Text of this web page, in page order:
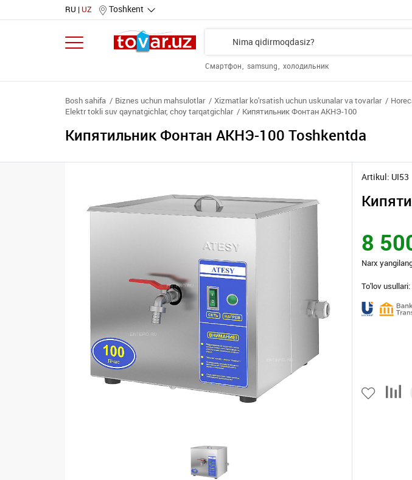
RU UZ Toshkent
Смартфон samsung холодильник
Bosh sahifa Biznes uchun mahsulotlar Xizmatlar ko'rsatish uchun uskunalar va tovarlar
Elektr tokli suv qaynatgichlar, choy tarqatgichlar
Кипятильник Фонтан АКНЭ-100
Кипятильник Фонтан АКНЭ-100 Toshkentda
Artikul: UI53
8
Narx
To'lov usullari: